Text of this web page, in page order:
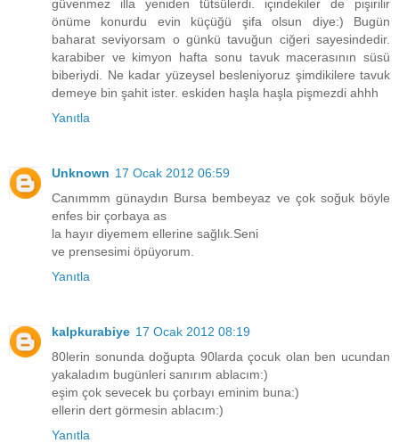
güvenmez illa yeniden tütsülerdi. içindekiler de pişirilir
önüme konurdu evin küçüğü şifa olsun diye:) Bugün
baharat seviyorsam o günkü tavuğun ciğeri sayesindedir.
karabiber ve kimyon hafta sonu tavuk macerasının süsü
biberiydi. Ne kadar yüzeysel besleniyoruz şimdikilere tavuk
demeye bin şahit ister. eskiden haşla haşla pişmezdi ahhh
Yanıtla
Unknown 17 Ocak 2012 06:59
Canımmm günaydın Bursa bembeyaz ve çok soğuk böyle
enfes bir çorbaya as
la hayır diyemem ellerine sağlık.Seni
ve prensesimi öpüyorum.
Yanıtla
kalpkurabiye 17 Ocak 2012 08:19
80lerin sonunda doğupta 90larda çocuk olan ben ucundan
yakaladım bugünleri sanırım ablacım:)
eşim çok sevecek bu çorbayı eminim buna:)
ellerin dert görmesin ablacım:)
Yanıtla